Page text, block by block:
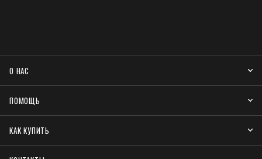
О НАС
ПОМОЩЬ
КАК КУПИТЬ